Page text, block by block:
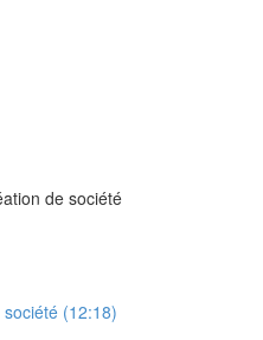
de société
société (12:18)